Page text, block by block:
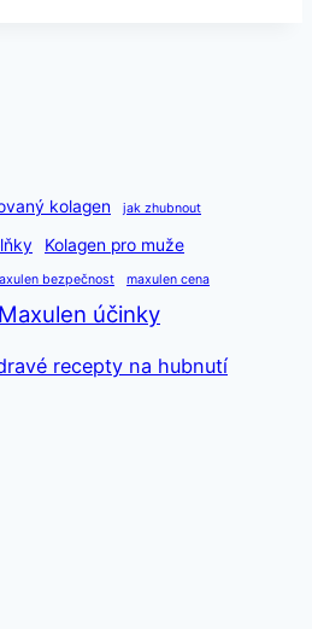
kolagen jak zhubnout
Kolagen pro muže
bezpečnost maxulen cena
Maxulen účinky
recepty na hubnutí